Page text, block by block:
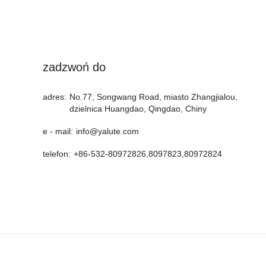
zadzwoń do
adres: No.77, Songwang Road, miasto Zhangjialou,
dzielnica Huangdao, Qingdao, Chiny
e - mail: info@yalute.com
telefon: +86-532-80972826,8097823,80972824